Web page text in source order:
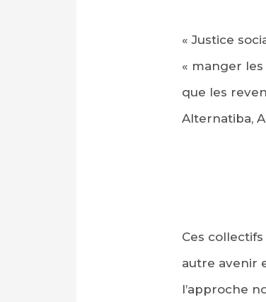
« Justice
« manger
que les
Alternatiba,
Ces
autre avenir
l’approche